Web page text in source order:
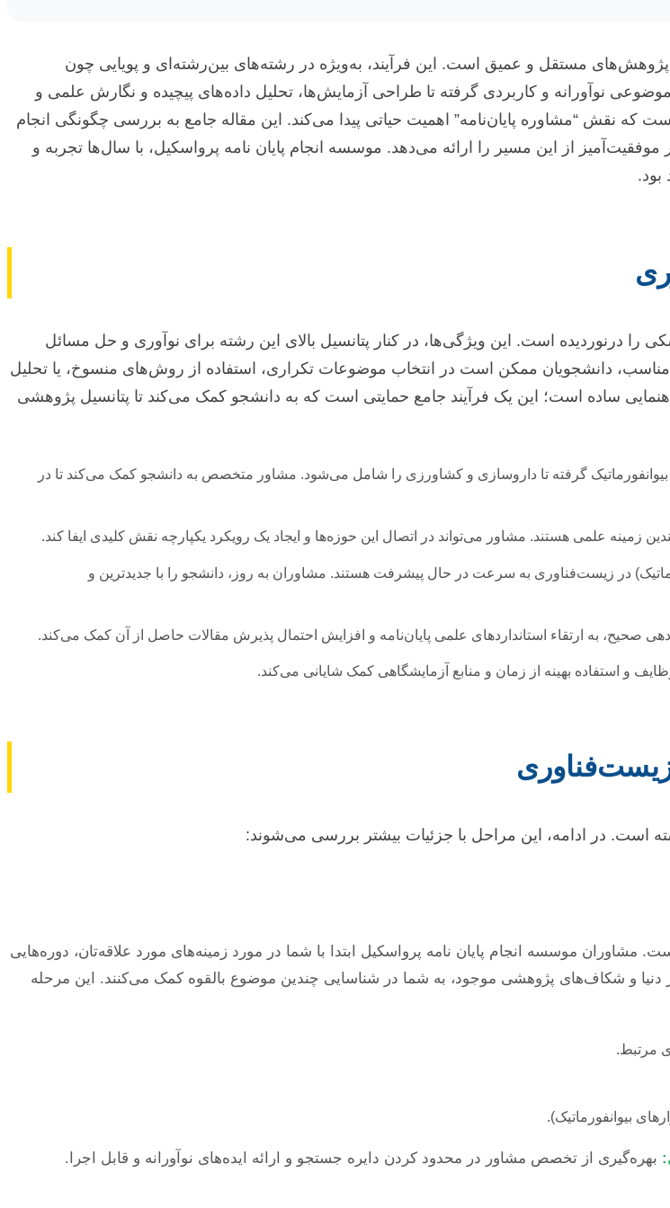
پژوهش‌های مستقل و عمیق است. این فرآیند، به‌ویژه در رشته‌های بین‌رشته‌ای و پویایی چون
نوآورانه و کاربردی گرفته تا طراحی آزمایش‌ها، تحلیل داده‌های پیچیده و نگارش علمی و
نقش “مشاوره پایان‌نامه” اهمیت حیاتی پیدا می‌کند. این مقاله جامع به بررسی چگونگی انجام
از این مسیر را ارائه می‌دهد. موسسه انجام پایان نامه پرواسکیل، با سال‌ها تجربه و
درنوردیده است. این ویژگی‌ها، در کنار پتانسیل بالای این رشته برای نوآوری و حل مسائل
دانشجویان ممکن است در انتخاب موضوعات تکراری، استفاده از روش‌های منسوخ، یا تحلیل
ساده است؛ این یک فرآیند جامع حمایتی است که به دانشجو کمک می‌کند تا پتانسیل پژوهشی
گرفته تا داروسازی و کشاورزی را شامل می‌شود. مشاور متخصص به دانشجو کمک می‌کند تا در
زمینه علمی هستند. مشاور می‌تواند در اتصال این حوزه‌ها و ایجاد یک رویکرد یکپارچه نقش کلیدی ایفا کند.
در زیست‌فناوری به سرعت در حال پیشرفت هستند. مشاوران به روز، دانشجو را با جدیدترین و
صحیح، به ارتقاء استانداردهای علمی پایان‌نامه و افزایش احتمال پذیرش مقالات حاصل از آن کمک می‌کند.
و استفاده بهینه از زمان و منابع آزمایشگاهی کمک شایانی می‌کند.
زیست‌فناوری
است. در ادامه، این مراحل با جزئیات بیشتر بررسی می‌شوند:
موسسه انجام پایان نامه پرواسکیل ابتدا با شما در مورد زمینه‌های مورد علاقه‌تان، دوره‌هایی
دنیا و شکاف‌های پژوهشی موجود، به شما در شناسایی چندین موضوع بالقوه کمک می‌کنند. این مرحله
بیوانفورماتیک).
بهره‌گیری از تخصص مشاور در محدود کردن دایره جستجو و ارائه ایده‌های نوآورانه و قابل اجرا.